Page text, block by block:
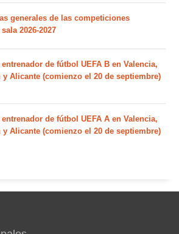
generales de las competiciones
2026-2027
de fútbol UEFA B en Valencia,
y Alicante (comienzo el 20 de septiembre)
de fútbol UEFA A en Valencia,
y Alicante (comienzo el 20 de septiembre)